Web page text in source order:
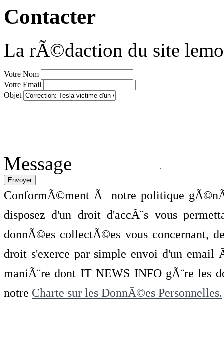
Contacter
La rÃ©daction du site
Votre Nom
Votre Email
Objet
Message
ConformÃ©ment Ã notre politique
disposez d'un droit d'accÃ¨s vous
donnÃ©es collectÃ©es vous concernant,
droit s'exerce par simple envoi d'un
maniÃ¨re dont IT NEWS INFO gÃ¨re les
notre Charte sur les DonnÃ©es Personnelles.